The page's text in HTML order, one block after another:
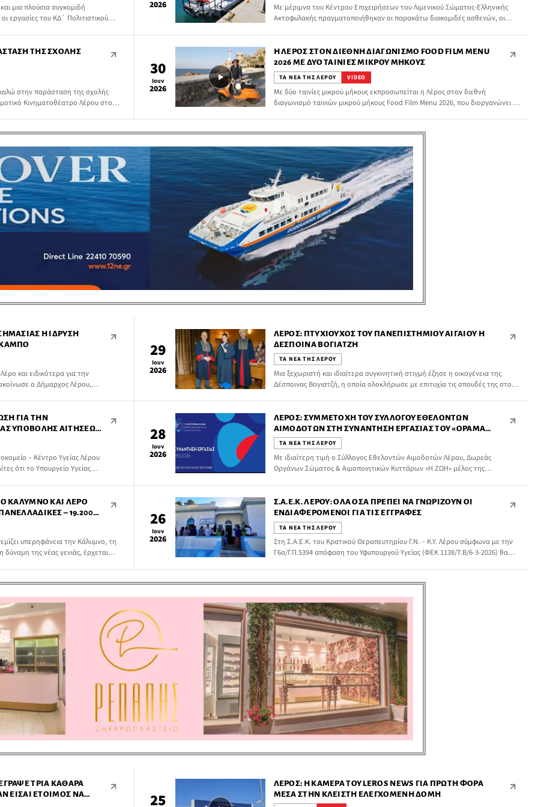
μια πλούσια συγκομιδή
εργασίες του ΚΔ΄ Πολιτιστικού
πνεύματος,
πυξίδα που […]
2026
Με μέριμνα του Κέντρου Επιχειρήσεων του Λιμενικού Σώματος-Ελληνικής
Ακτοφυλακής πραγματοποιήθηκαν οι παρακάτω διακομιδές ασθενών, οι
ΤΗΣ ΣΧΟΛΉΣ
στην παράσταση της σχολής
Κινηματοθέατρο Λέρου στο
30
Ιουν
2026
Η ΛΈΡΟΣ ΣΤΟΝ ΔΙΕΘΝΉ ΔΙΑΓΩΝΙΣΜΌ FOOD FILM MENU
2026 ΜΕ ΔΎΟ ΤΑΙΝΊΕΣ ΜΙΚΡΟΎ ΜΉΚΟΥΣ
ΤΑ ΝΕΑ ΤΗΣ ΛΕΡΟΥ VIDEO
Με δύο ταινίες μικρού μήκους εκπροσωπείται η Λέρος στον διεθνή
διαγωνισμό ταινιών μικρού μήκους Food Film Menu 2026, που διοργανώνει το
Η ΊΔΡΥΣΗ
και ειδικότερα για την
ο Δήμαρχος Λέρου,
29
Ιουν
2026
ΛΈΡΟΣ: ΠΤΥΧΙΟΎΧΟΣ ΤΟΥ ΠΑΝΕΠΙΣΤΗΜΊΟΥ ΑΙΓΑΊΟΥ Η
ΔΈΣΠΟΙΝΑ ΒΟΓΙΑΤΖΉ
ΤΑ ΝΕΑ ΤΗΣ ΛΕΡΟΥ
Μια ξεχωριστή και ιδιαίτερα συγκινητική στιγμή έζησε η οικογένεια της
Δέσποινας Βογιατζή, η οποία ολοκλήρωσε με επιτυχία τις σπουδές της στο
ΓΙΑ ΤΗΝ
ΥΠΟΒΟΛΉΣ ΑΙΤΉΣΕΩΝ
ΠΛΗΝ ΙΑΤΡΏΝ,
– Κέντρο Υγείας Λέρου
ότι το Υπουργείο Υγείας
28
Ιουν
2026
ΛΈΡΟΣ: ΣΥΜΜΕΤΟΧΉ ΤΟΥ ΣΥΛΛΌΓΟΥ ΕΘΕΛΟΝΤΏΝ
ΑΙΜΟΔΟΤΏΝ ΣΤΗ ΣΥΝΆΝΤΗΣΗ ΕΡΓΑΣΊΑΣ ΤΟΥ «ΟΡΑΜΑ
ΕΛΠΙΔΑΣ»
ΤΑ ΝΕΑ ΤΗΣ ΛΕΡΟΥ
Με ιδιαίτερη τιμή ο Σύλλογος Εθελοντών Αιμοδοτών Λέρου, Δωρεάς
Οργάνων Σώματος & Αιμοποιητικών Κυττάρων «Η ΖΩΗ» μέλος της
συνεχίζοντας με συνέπεια το έργο του για την προαγωγή της εθελοντικής
προσφοράς.
ΚΆΛΥΜΝΟ ΚΑΙ ΛΈΡΟ
– 19.200
υπερηφάνεια την Κάλυμνο, τη
δύναμη της νέας γενιάς, έρχεται
26
Ιουν
2026
Σ.Α.Ε.Κ. ΛΈΡΟΥ: ΌΛΑ ΌΣΑ ΠΡΈΠΕΙ ΝΑ ΓΝΩΡΊΖΟΥΝ ΟΙ
ΕΝΔΙΑΦΕΡΌΜΕΝΟΙ ΓΙΑ ΤΙΣ ΕΓΓΡΑΦΈΣ
ΤΑ ΝΕΑ ΤΗΣ ΛΕΡΟΥ
Στη Σ.Α.Ε.Κ. του Κρατικού Θεραπευτηρίου Γ.Ν. – Κ.Υ. Λέρου σύμφωνα με την
Γ6α/Γ.Π.5394 απόφαση του Υφυπουργού Υγείας (ΦΕΚ 1138/Τ.Β/6-3-2026) θα
ΤΡΊΑ ΚΑΘΑΡΆ
ΕΊΣΑΙ ΈΤΟΙΜΟΣ ΝΑ
ΡΌΛΟ ΤΟ ΠΟΎ
25
ΛΈΡΟΣ: Η ΚΆΜΕΡΑ ΤΟΥ LEROS NEWS ΓΙΑ ΠΡΏΤΗ ΦΟΡΆ
ΜΈΣΑ ΣΤΗΝ ΚΛΕΙΣΤΉ ΕΛΕΓΧΌΜΕΝΗ ΔΟΜΉ